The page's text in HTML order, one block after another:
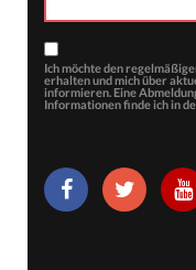
Ich möchte den
erhalten und mich über
informieren. Eine
Informationen finde ich in